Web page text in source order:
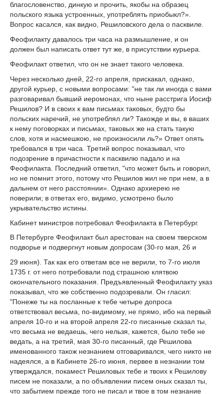
благословенство, динкую и прочить, якобы на образец
польского языка устроенных, употреблять приобыкл?».
Вопрос касался, как видно, Решиловского дела о пасквиле.
Феофилакту давалось три часа на размышление, и он
должен был написать ответ тут же, в присутствии курьера.
Феофилакт ответил, что он не знает такого человека.
Через несколько дней, 22-го апреля, прискакал, однако,
другой курьер, с новыми вопросами: "не так ли иногда с вами
разговаривал бывший иеромонах, что ныне расстрига Иосиф
Решилов? И в своих к вам письмах таковых, будто бы
польских наречий, не употреблял ли? Такожде и вы, в ваших
к нему поговорках и письмах, таковых же на стать такую
слов, хотя и насмешкою, не произносили ль?» Ответ опять
требовался в три часа. Третий вопрос показывал, что
подозрение в причастности к пасквилю падало и на
Феофилакта. Последний ответил, "что может быть и говорил,
но не помнит этого, потому что Решилов жил не при нем, а в
дальнем от него расстоянии». Однако архиерею не
поверили; в ответах его, видимо, усмотрено было
укрывательство истины.
Кабинет министров потребовал Феофилакта в Петербург.
В Петербурге Феофилакт был арестован на своем тверском
подворье и подвергнут новым допросам (30-го мая, 26 и
29 июня). Так как его ответам все не верили, то 7-го июля
1735 г. от него потребовали под страшною клятвою
окончательного показания. Предъявленный Феофилакту указ
показывал, что же собственно подозревали. Он гласил:
"Понеже ты на посланные к тебе четыре допроса
ответствовал весьма, по-видимому, не прямо, ибо на первый
апреля 10-го и на второй апреля 22-го писанные сказал ты,
что весьма не ведаешь, чего нельзя, кажется, было тебе не
ведать, а на третий, мая 30-го писанный, где Решилова
именованного також незнанием отговаривался, чего никто не
надеялся, а в Кабинете 26-го июня, первее в незнании том
утверждался, покамест Решиловых тебе и твоих к Решилову
писем не показали, а по объявлении писем оных сказал ты,
что забытием прежде того не писал и твое в том незнание